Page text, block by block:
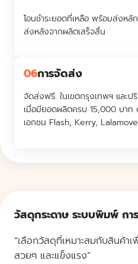
โอนชำระยอดที่เหลือ พร้อมส่งห
ส่งหลังจากผลิตเสร็จสิ้น
06การจัดส่ง
จัดส่งฟรี: ในเขตกรุงเทพฯ และ
เมื่อมียอดผลิตครบ 15,000 บา
เอกชน Flash, Kerry,
วัสดุกระดาษ ระบบพิมพ์ ก
“เลือกวัสดุที่เหมาะสมกับสินค้
สวยๆ และแข็งแรง”